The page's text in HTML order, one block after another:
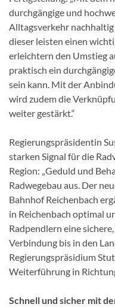
durchgängige und
Alltagsverkehr
dieser leisten einen
erleichtern den Umstieg
praktisch ein
sein kann. Mit der
wird zudem die
weiter gestärkt.“
Regierungspräsidentin
starken Signal für die
Region: „Geduld und
Radwegebau aus. Der
Bahnhof Reichenbach
in Reichenbach optimal
Radpendlern eine
Verbindung bis in den
Regierungspräsidium
Weiterführung in
Schnell und sicher mit